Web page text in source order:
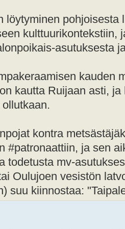
löytyminen pohjoisesta
kulttuurikontekstiin,
asutuksesta
kauden
kautta Ruijaan asti,
kontra
#patronaattiin, ja sen
todetusta mv-
Oulujoen vesistön
suu kiinnostaa: